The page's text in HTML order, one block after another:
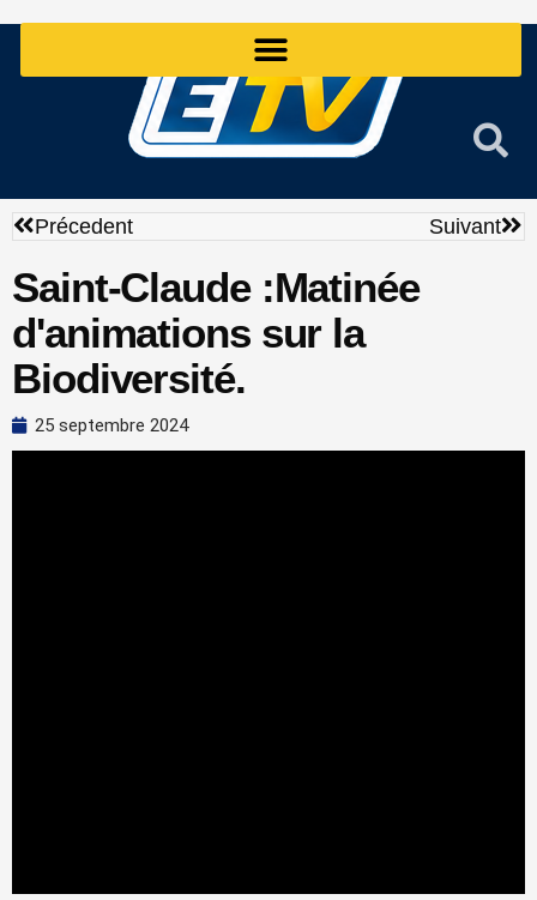
Précédent
Précedent Suivant
Saint-Claude :Matinée
d'animations sur la
Biodiversité.
25 septembre 2024